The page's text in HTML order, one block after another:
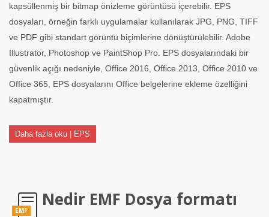
kapsüllenmiş bir bitmap önizleme görüntüsü içerebilir. EPS
dosyaları, örneğin farklı uygulamalar kullanılarak JPG, PNG, TIFF
ve PDF gibi standart görüntü biçimlerine dönüştürülebilir. Adobe
Illustrator, Photoshop ve PaintShop Pro. EPS dosyalarındaki bir
güvenlik açığı nedeniyle, Office 2016, Office 2013, Office 2010 ve
Office 365, EPS dosyalarını Office belgelerine ekleme özelliğini
kapatmıştır.
Daha fazla oku | EPS
EMF
Nedir EMF Dosya formatı